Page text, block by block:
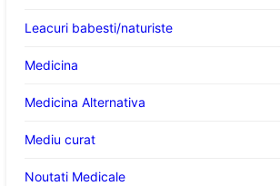
Leacuri babesti/naturiste
Medicina
Medicina Alternativa
Mediu curat
Noutati Medicale